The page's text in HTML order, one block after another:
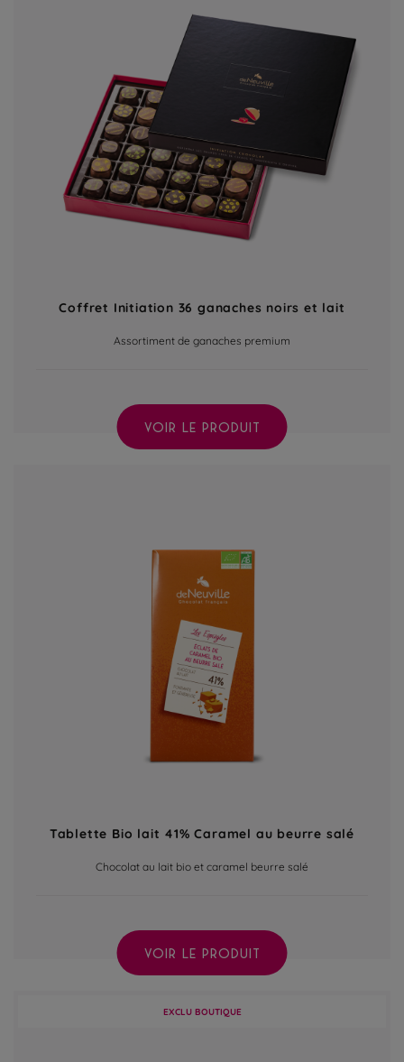
Coffret Initiation 36 ganaches noirs et lait
Assortiment de ganaches premium
VOIR LE PRODUIT
Tablette Bio lait 41% Caramel au beurre salé
Chocolat au lait bio et caramel beurre salé
VOIR LE PRODUIT
EXCLU BOUTIQUE